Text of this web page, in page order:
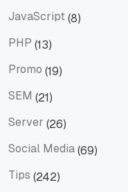
JavaScript(8)
PHP (13)
Promo (19)
SEM (21)
Server (26)
Social Media(69)
Tips (242)